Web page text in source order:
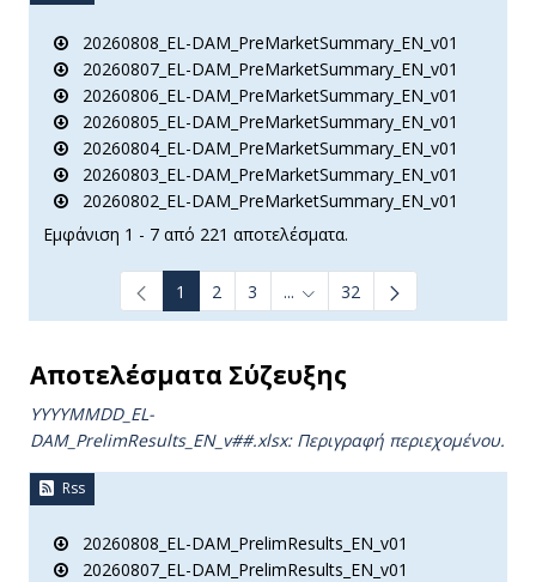
20260808_EL-DAM_PreMarketSummary_EN_v01
20260807_EL-DAM_PreMarketSummary_EN_v01
20260806_EL-DAM_PreMarketSummary_EN_v01
20260805_EL-DAM_PreMarketSummary_EN_v01
20260804_EL-DAM_PreMarketSummary_EN_v01
20260803_EL-DAM_PreMarketSummary_EN_v01
20260802_EL-DAM_PreMarketSummary_EN_v01
Εμφάνιση 1 - 7 από 221 αποτελέσματα.
1 2 3 ... Ενδιάμεσες σελίδες Use
32
Αποτελέσματα Σύζευξης
YYYYMMDD_EL-
DAM_PrelimResults_ΕΝ_v##.xlsx: Περιγραφή περιεχομένου.
Rss
20260808_EL-DAM_PrelimResults_EN_v01
20260807_EL-DAM_PrelimResults_EN_v01